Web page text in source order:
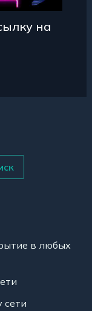
на
в любых
сети